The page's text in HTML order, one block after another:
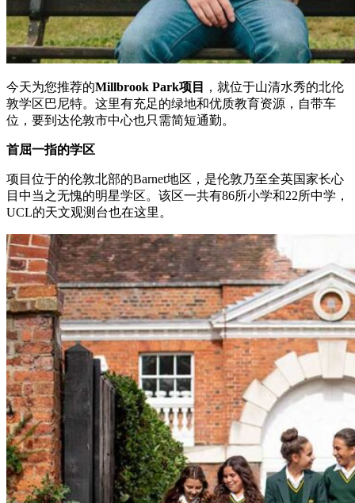
今天为您推荐的Millbrook Park项目
，就位于山清水秀的北伦
敦学区巴尼特。这里有充足的绿地和优质教育资源，自带车
位，要到达伦敦市中心也只需简短通勤。
首屈一指的学区
项目位于的伦敦北部的Barnet地区，是伦敦乃至全英国家长心
目中当之无愧的明星学区。该区一共有86所小学和22所中学，
UCL的天文观测台也在这里。